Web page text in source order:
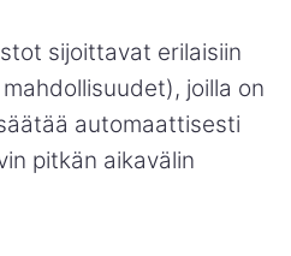
sijoittavat erilaisiin
joilla on
automaattisesti
pitkän aikavälin